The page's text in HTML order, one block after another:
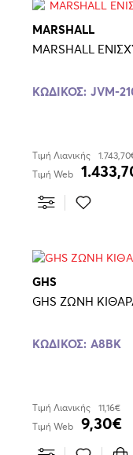
MARSHALL
MARSHALL
ΚΩΔΙΚΌΣ: JVM-
Τιμή Λιανικής
Τιμή Web
GHS
GHS ΖΩΝΗ
ΚΩΔΙΚΌΣ: A8BK
Τιμή Λιανικής
11,16€
Τιμή Web
9,30€